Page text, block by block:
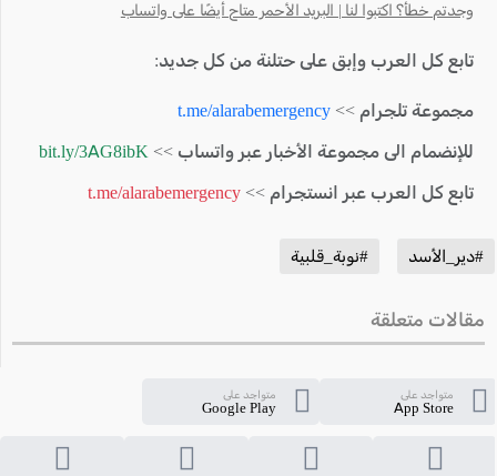
وجدتم خطأ؟ اكتبوا لنا | البريد الأحمر متاح أيضًا على واتساب
تابع كل العرب وإبق على حتلنة من كل جديد:
مجموعة تلجرام >> t.me/alarabemergency
للإنضمام الى مجموعة الأخبار عبر واتساب >> bit.ly/3AG8ibK
تابع كل العرب عبر انستجرام >> t.me/alarabemergency
#دير_الأسد #نوبة_قلبية
مقالات متعلقة
متواجد على
App Store
متواجد على
Google Play